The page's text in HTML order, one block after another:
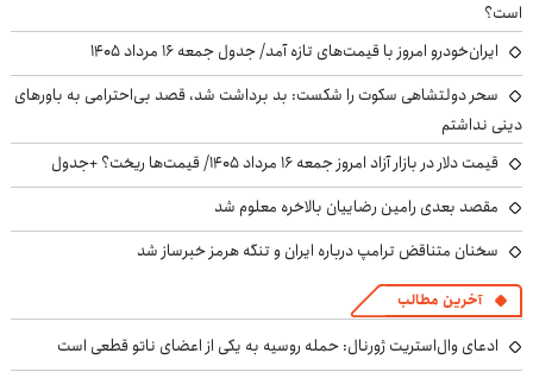
است؟
ایران‌خودرو امروز با قیمت‌های تازه آمد/ جدول جمعه ۱۶ مرداد ۱۴۰۵
سحر دولتشاهی سکوت را شکست: بد برداشت شد، قصد بی‌احترامی به باورهای
دینی نداشتم
قیمت دلار در بازار آزاد امروز جمعه ۱۶ مرداد ۱۴۰۵/ قیمت‌ها ریخت؟ +جدول
مقصد بعدی رامین رضاییان بالاخره معلوم شد
سخنان متناقض ترامپ درباره ایران و تنگه هرمز خبرساز شد
آخرین مطالب
ادعای وال‌استریت ژورنال: حمله روسیه به یکی از اعضای ناتو قطعی است